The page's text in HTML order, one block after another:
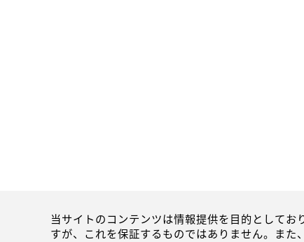
当サイトのコンテンツは情報提供を目的として
すが、これを保証するものではありません。ま